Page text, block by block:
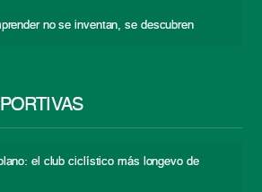
no se inventan, se descubren
el club ciclístico más longevo de